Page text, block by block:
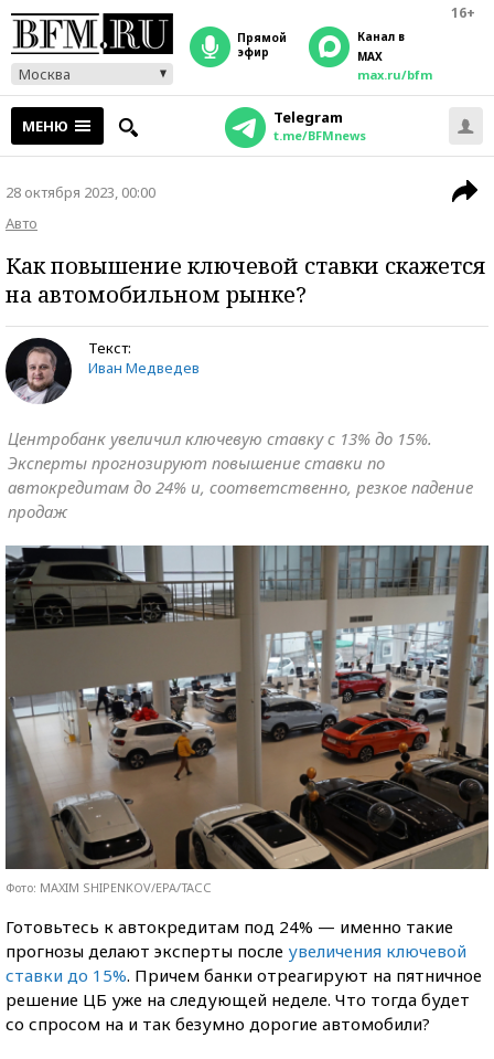
16+
Москва
прямой
эфир
Канал в
MAX
max.ru/bfm
МЕНЮ Telegram
t.me/BFMnews
28 октября 2023, 00:00
Авто
Как повышение ключевой ставки скажется
на автомобильном рынке?
Текст:
Иван Медведев
Центробанк увеличил ключевую ставку с 13% до 15%.
Эксперты прогнозируют повышение ставки по
автокредитам до 24% и, соответственно, резкое падение
продаж
Фото: MAXIM SHIPENKOV/EPA/ТАСС
Готовьтесь к автокредитам под 24% — именно такие
прогнозы делают эксперты после увеличения ключевой
ставки до 15%. Причем банки отреагируют на пятничное
решение ЦБ уже на следующей неделе. Что тогда будет
со спросом на и так безумно дорогие автомобили?